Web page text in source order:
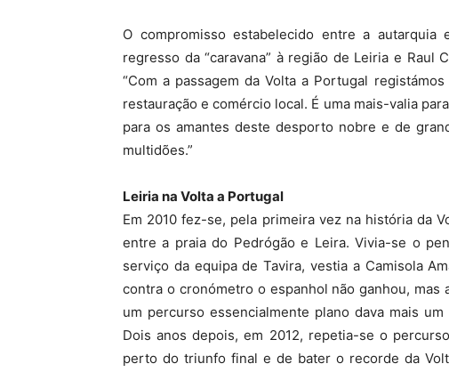
O compromisso estabelecido entre a
regresso da “caravana” à região de Leiria e Raul
“Com a passagem da Volta a Portugal
restauração e comércio local. É uma mais-valia
para os amantes deste desporto nobre e de
multidões.”
Leiria na Volta a Portugal
Em 2010 fez-se, pela primeira vez na história da
entre a praia do Pedrógão e Leira. Vivia-se o
serviço da equipa de Tavira, vestia a Camisola
contra o cronómetro o espanhol não ganhou,
um percurso essencialmente plano dava mais
Dois anos depois, em 2012, repetia-se o
perto do triunfo final e de bater o recorde da